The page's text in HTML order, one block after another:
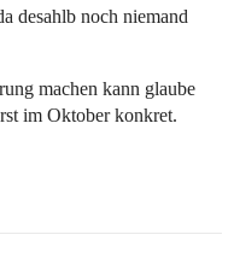
desahlb noch niemand
machen kann glaube
im Oktober konkret.